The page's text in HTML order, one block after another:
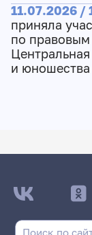
11.07.2026 /
приняла
по
и юношества